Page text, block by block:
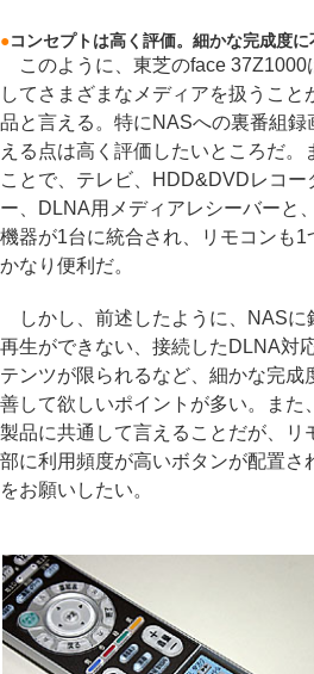
●コンセプトは高く評価。細かな完成度に
このように、東芝のface 37Z1000
してさまざまなメディアを扱うこ
品と言える。特にNASへの裏番組録
える点は高く評価したいところだ。
ことで、テレビ、HDD&DVDレコー
ー、DLNA用メディアレシーバーと
機器が1台に統合され、リモコンも
かなり便利だ。
しかし、前述したように、NASに
再生ができない、接続したDLNA対
テンツが限られるなど、細かな完成
善して欲しいポイントが多い。また
製品に共通して言えることだが、リ
部に利用頻度が高いボタンが配置さ
をお願いしたい。